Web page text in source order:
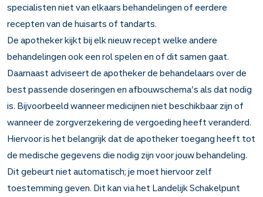
specialisten niet van elkaars behandelingen of eerdere
recepten van de huisarts of tandarts.
De apotheker kijkt bij elk nieuw recept welke andere
behandelingen ook een rol spelen en of dit samen gaat.
Daarnaast adviseert de apotheker de behandelaars over de
best passende doseringen en afbouwschema’s als dat nodig
is. Bijvoorbeeld wanneer medicijnen niet beschikbaar zijn of
wanneer de zorgverzekering de vergoeding heeft veranderd.
Hiervoor is het belangrijk dat de apotheker toegang heeft tot
de medische gegevens die nodig zijn voor jouw behandeling.
Dit gebeurt niet automatisch; je moet hiervoor zelf
toestemming geven. Dit kan via het Landelijk Schakelpunt